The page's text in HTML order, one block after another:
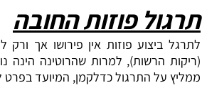
תרגול פוזות החובה
‏לתרגל ביצוע פוזות אין פירושו אך
(ריקות הרשות), למרות שהרוטינה הינה
ממליץ על התרגול כדלקמן, המיועד בפרט